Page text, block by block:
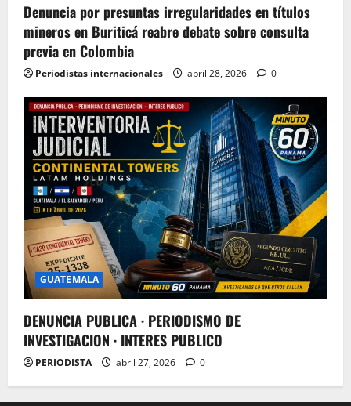
Denuncia por presuntas irregularidades en títulos
mineros en Buriticá reabre debate sobre consulta
previa en Colombia
Periodistas internacionales abril 28, 2026 0
GUATEMALA
DENUNCIA PUBLICA · PERIODISMO DE
INVESTIGACION · INTERES PUBLICO
PERIODISTA abril 27, 2026 0